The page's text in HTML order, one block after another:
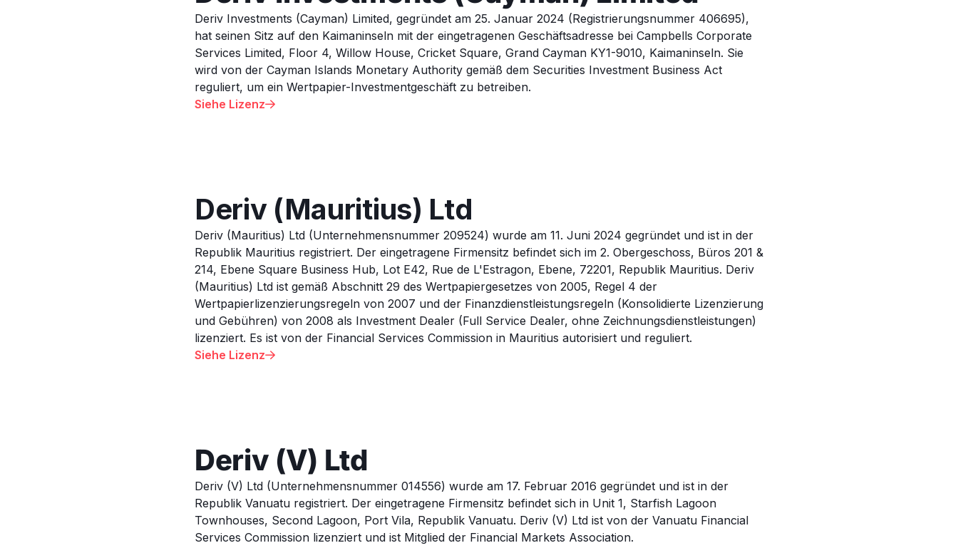
Deriv Investments (Cayman) Limited, gegründet am 25. Januar 2024 (Registrierungsnummer 406695),
hat seinen Sitz auf den Kaimaninseln mit der eingetragenen Geschäftsadresse bei Campbells Corporate
Services Limited, Floor 4, Willow House, Cricket Square, Grand Cayman KY1-9010, Kaimaninseln. Sie
wird von der Cayman Islands Monetary Authority gemäß dem Securities Investment Business Act
reguliert, um ein Wertpapier-Investmentgeschäft zu betreiben.
Siehe Lizenz
Deriv (Mauritius) Ltd
Deriv (Mauritius) Ltd (Unternehmensnummer 209524) wurde am 11. Juni 2024 gegründet und ist in der
Republik Mauritius registriert. Der eingetragene Firmensitz befindet sich im 2. Obergeschoss, Büros 201 &
214, Ebene Square Business Hub, Lot E42, Rue de L'Estragon, Ebene, 72201, Republik Mauritius. Deriv
(Mauritius) Ltd ist gemäß Abschnitt 29 des Wertpapiergesetzes von 2005, Regel 4 der
Wertpapierlizenzierungsregeln von 2007 und der Finanzdienstleistungsregeln (Konsolidierte Lizenzierung
und Gebühren) von 2008 als Investment Dealer (Full Service Dealer, ohne Zeichnungsdienstleistungen)
lizenziert. Es ist von der Financial Services Commission in Mauritius autorisiert und reguliert.
Siehe Lizenz
Deriv (V) Ltd
Deriv (V) Ltd (Unternehmensnummer 014556) wurde am 17. Februar 2016 gegründet und ist in der
Republik Vanuatu registriert. Der eingetragene Firmensitz befindet sich in Unit 1, Starfish Lagoon
Townhouses, Second Lagoon, Port Vila, Republik Vanuatu. Deriv (V) Ltd ist von der Vanuatu Financial
Services Commission lizenziert und ist Mitglied der Financial Markets Association.